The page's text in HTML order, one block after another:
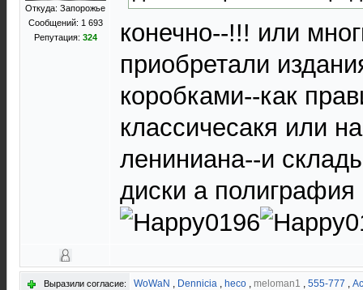
Откуда: Запорожье
Сообщений: 1 693
Репутация: 324
конечно--!!! или
приобретали
коробками--как
классичесакя или
лениниана--и
диски а полиграфия
Выразили согласие: WoWaN , Dennicia , heco , meloman1 , 555-777 ,